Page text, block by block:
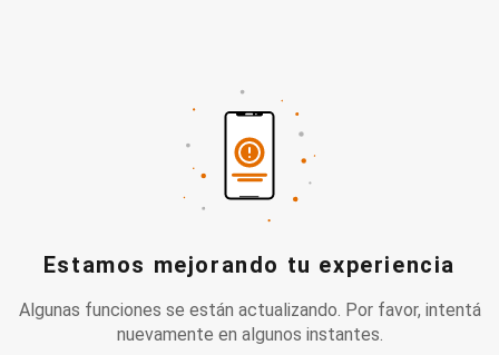
Estamos mejorando tu experiencia
Algunas funciones se están actualizando. Por favor, intentá
nuevamente en algunos instantes.